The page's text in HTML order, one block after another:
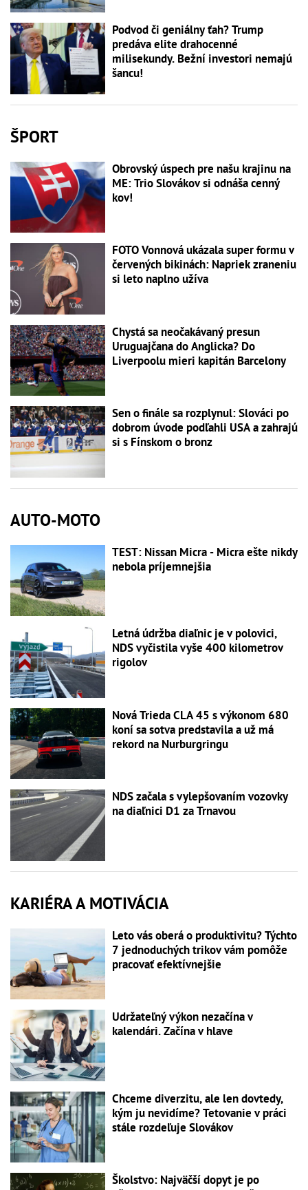
Podvod či geniálny ťah? Trump
predáva elite drahocenné
milisekundy. Bežní investori nemajú
šancu!
ŠPORT
Obrovský úspech pre našu krajinu na
ME: Trio Slovákov si odnáša cenný
kov!
FOTO Vonnová ukázala super formu v
červených bikinách: Napriek zraneniu
si leto naplno užíva
Chystá sa neočakávaný presun
Uruguajčana do Anglicka? Do
Liverpoolu mieri kapitán Barcelony
Sen o finále sa rozplynul: Slováci po
dobrom úvode podľahli USA a zahrajú
si s Fínskom o bronz
AUTO-MOTO
TEST: Nissan Micra - Micra ešte nikdy
nebola príjemnejšia
Letná údržba diaľnic je v polovici,
NDS vyčistila vyše 400 kilometrov
rigolov
Nová Trieda CLA 45 s výkonom 680
koní sa sotva predstavila a už má
rekord na Nurburgringu
NDS začala s vylepšovaním vozovky
na diaľnici D1 za Trnavou
KARIÉRA A MOTIVÁCIA
Leto vás oberá o produktivitu? Týchto
7 jednoduchých trikov vám pomôže
pracovať efektívnejšie
Udržateľný výkon nezačína v
kalendári. Začína v hlave
Chceme diverzitu, ale len dovtedy,
kým ju nevidíme? Tetovanie v práci
stále rozdeľuje Slovákov
Školstvo: Najväčší dopyt je po